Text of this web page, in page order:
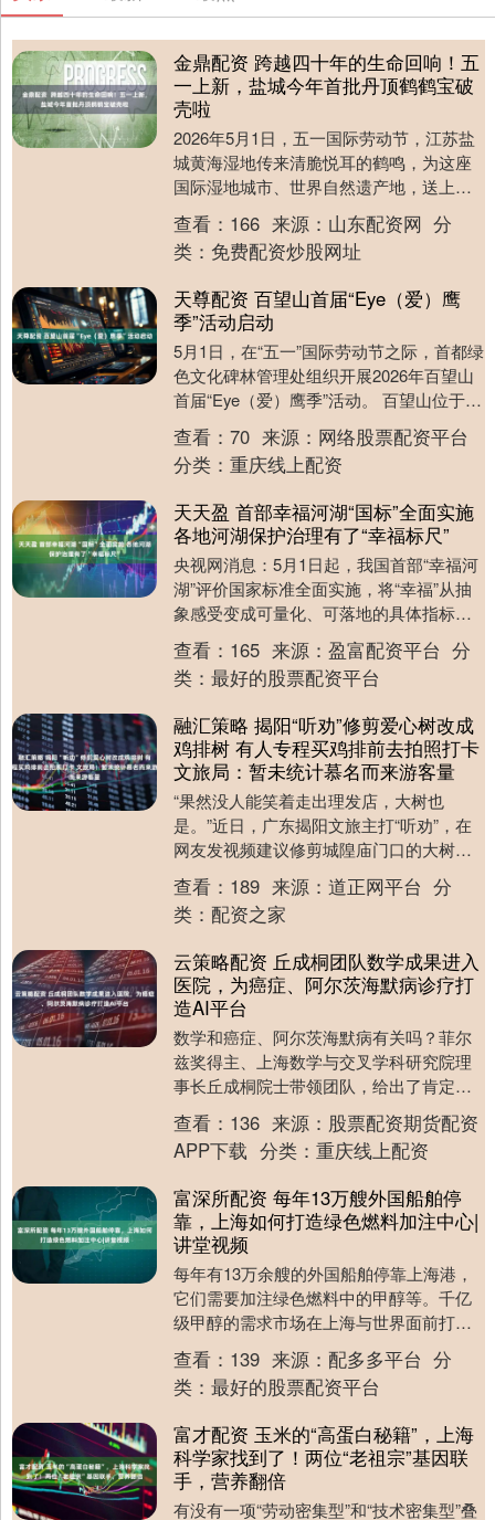
金鼎配资 跨越四十年的生命回响！五
一上新，盐城今年首批丹顶鹤鹤宝破
壳啦
2026年5月1日，五一国际劳动节，江苏盐
城黄海湿地传来清脆悦耳的鹤鸣，为这座
国际湿地城市、世界自然遗产地，送上了
一份最动人的生态节日贺礼。江苏盐城湿
地珍禽国家....
查看： 166 来源： 山东配资网 分
类： 免费配资炒股网址
天尊配资 百望山首届“Eye（爱）鹰
季”活动启动
5月1日，在“五一”国际劳动节之际，首都绿
色文化碑林管理处组织开展2026年百望山
首届“Eye（爱）鹰季”活动。 百望山位于华
北地区重要的猛禽迁徙通道，是北京市....
查看： 70 来源： 网络股票配资平台
分类： 重庆线上配资
天天盈 首部幸福河湖“国标”全面实施
各地河湖保护治理有了“幸福标尺”
央视网消息：5月1日起，我国首部“幸福河
湖”评价国家标准全面实施，将“幸福”从抽
象感受变成可量化、可落地的具体指标，
为各地开展河湖保护治理提供了清晰可依
的“幸福....
查看： 165 来源： 盈富配资平台 分
类： 最好的股票配资平台
融汇策略 揭阳“听劝”修剪爱心树改成
鸡排树 有人专程买鸡排前去拍照打卡
文旅局：暂未统计慕名而来游客量
“果然没人能笑着走出理发店，大树也
是。”近日，广东揭阳文旅主打“听劝”，在
网友发视频建议修剪城隍庙门口的大树，
借鉴福州 “爱心树”后，有网友拍到有关部
门响应建议....
查看： 189 来源： 道正网平台 分
类： 配资之家
云策略配资 丘成桐团队数学成果进入
医院，为癌症、阿尔茨海默病诊疗打
造AI平台
数学和癌症、阿尔茨海默病有关吗？菲尔
兹奖得主、上海数学与交叉学科研究院理
事长丘成桐院士带领团队，给出了肯定的
回答。他们将保度计算几何、张量奇异值
分解等数学方法与....
查看： 136 来源： 股票配资期货配资
APP下载 分类： 重庆线上配资
富深所配资 每年13万艘外国船舶停
靠，上海如何打造绿色燃料加注中心|
讲堂视频
每年有13万余艘的外国船舶停靠上海港，
它们需要加注绿色燃料中的甲醇等。千亿
级甲醇的需求市场在上海与世界面前打
开。 日前，文汇讲堂“绿色发展”系列八讲
的第二讲“绿....
查看： 139 来源： 配多多平台 分
类： 最好的股票配资平台
富才配资 玉米的“高蛋白秘籍”，上海
科学家找到了！两位“老祖宗”基因联
手，营养翻倍
有没有一项“劳动密集型”和“技术密集型”叠